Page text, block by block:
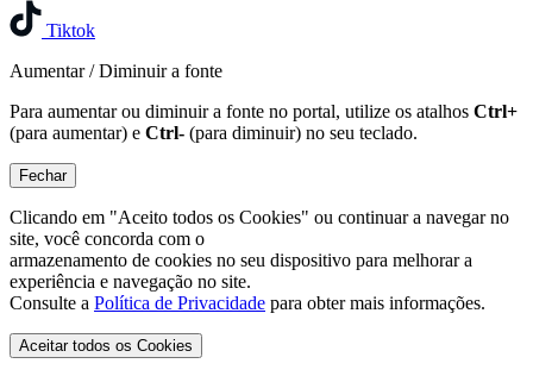
Tiktok
Aumentar / Diminuir a fonte
Para aumentar ou diminuir a fonte no portal, utilize os atalhos Ctrl+
(para aumentar) e Ctrl- (para diminuir) no seu teclado.
Fechar
Clicando em "Aceito todos os Cookies" ou continuar a navegar no
site, você concorda com o
armazenamento de cookies no seu dispositivo para melhorar a
experiência e navegação no site.
Consulte a Política de Privacidade para obter mais informações.
Aceitar todos os Cookies